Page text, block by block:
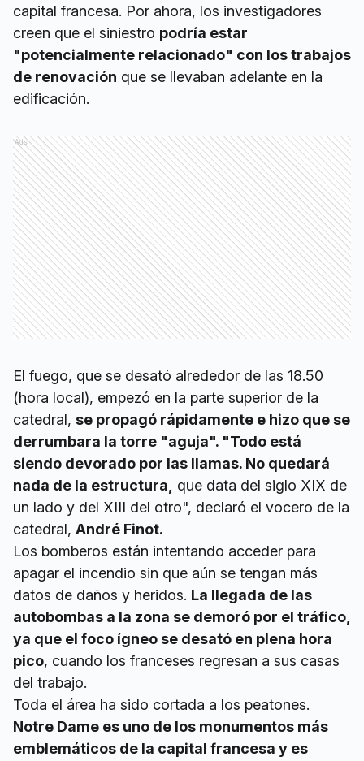
capital francesa. Por ahora, los investigadores
creen que el siniestro podría estar
"potencialmente relacionado" con los trabajos
de renovación que se llevaban adelante en la
edificación.
Ads
El fuego, que se desató alrededor de las 18.50
(hora local), empezó en la parte superior de la
catedral, se propagó rápidamente e hizo que se
derrumbara la torre "aguja". "Todo está
siendo devorado por las llamas. No quedará
nada de la estructura,
que data del siglo XIX de
un lado y del XIII del otro", declaró el vocero de la
catedral, André Finot.
Los bomberos están intentando acceder para
apagar el incendio sin que aún se tengan más
datos de daños y heridos. La llegada de las
autobombas a la zona se demoró por el tráfico,
ya que el foco ígneo se desató en plena hora
pico, cuando los franceses regresan a sus casas
del trabajo.
Toda el área ha sido cortada a los peatones.
Notre Dame es uno de los monumentos más
emblemáticos de la capital francesa y es